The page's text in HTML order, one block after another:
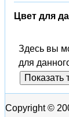
Цвет для
Здесь вы
для
Показать
Copyright ©